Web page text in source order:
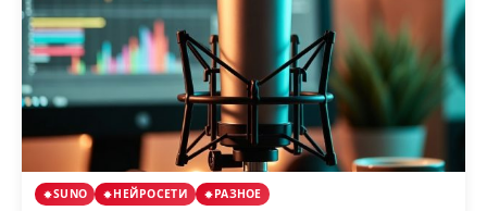
SUNO НЕЙРОСЕТИ РАЗНОЕ